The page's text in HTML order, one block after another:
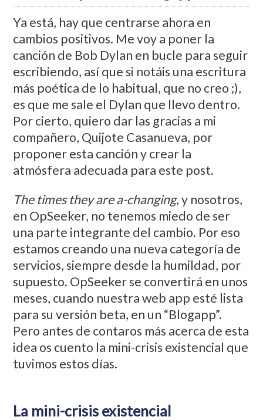
Ya está, hay que centrarse ahora en
cambios positivos. Me voy a poner la
canción de Bob Dylan en bucle para seguir
escribiendo, así que si notáis una escritura
más poética de lo habitual, que no creo ;),
es que me sale el Dylan que llevo dentro.
Por cierto, quiero dar las gracias a mi
compañero, Quijote Casanueva, por
proponer esta canción y crear la
atmósfera adecuada para este post.
The times they are a-changing, y nosotros,
en OpSeeker, no tenemos miedo de ser
una parte integrante del cambio. Por eso
estamos creando una nueva categoría de
servicios, siempre desde la humildad, por
supuesto. OpSeeker se convertirá en unos
meses, cuando nuestra web app esté lista
para su versión beta, en un “Blogapp”.
Pero antes de contaros más acerca de esta
idea os cuento la mini-crisis existencial que
tuvimos estos días.
La mini-crisis existencial